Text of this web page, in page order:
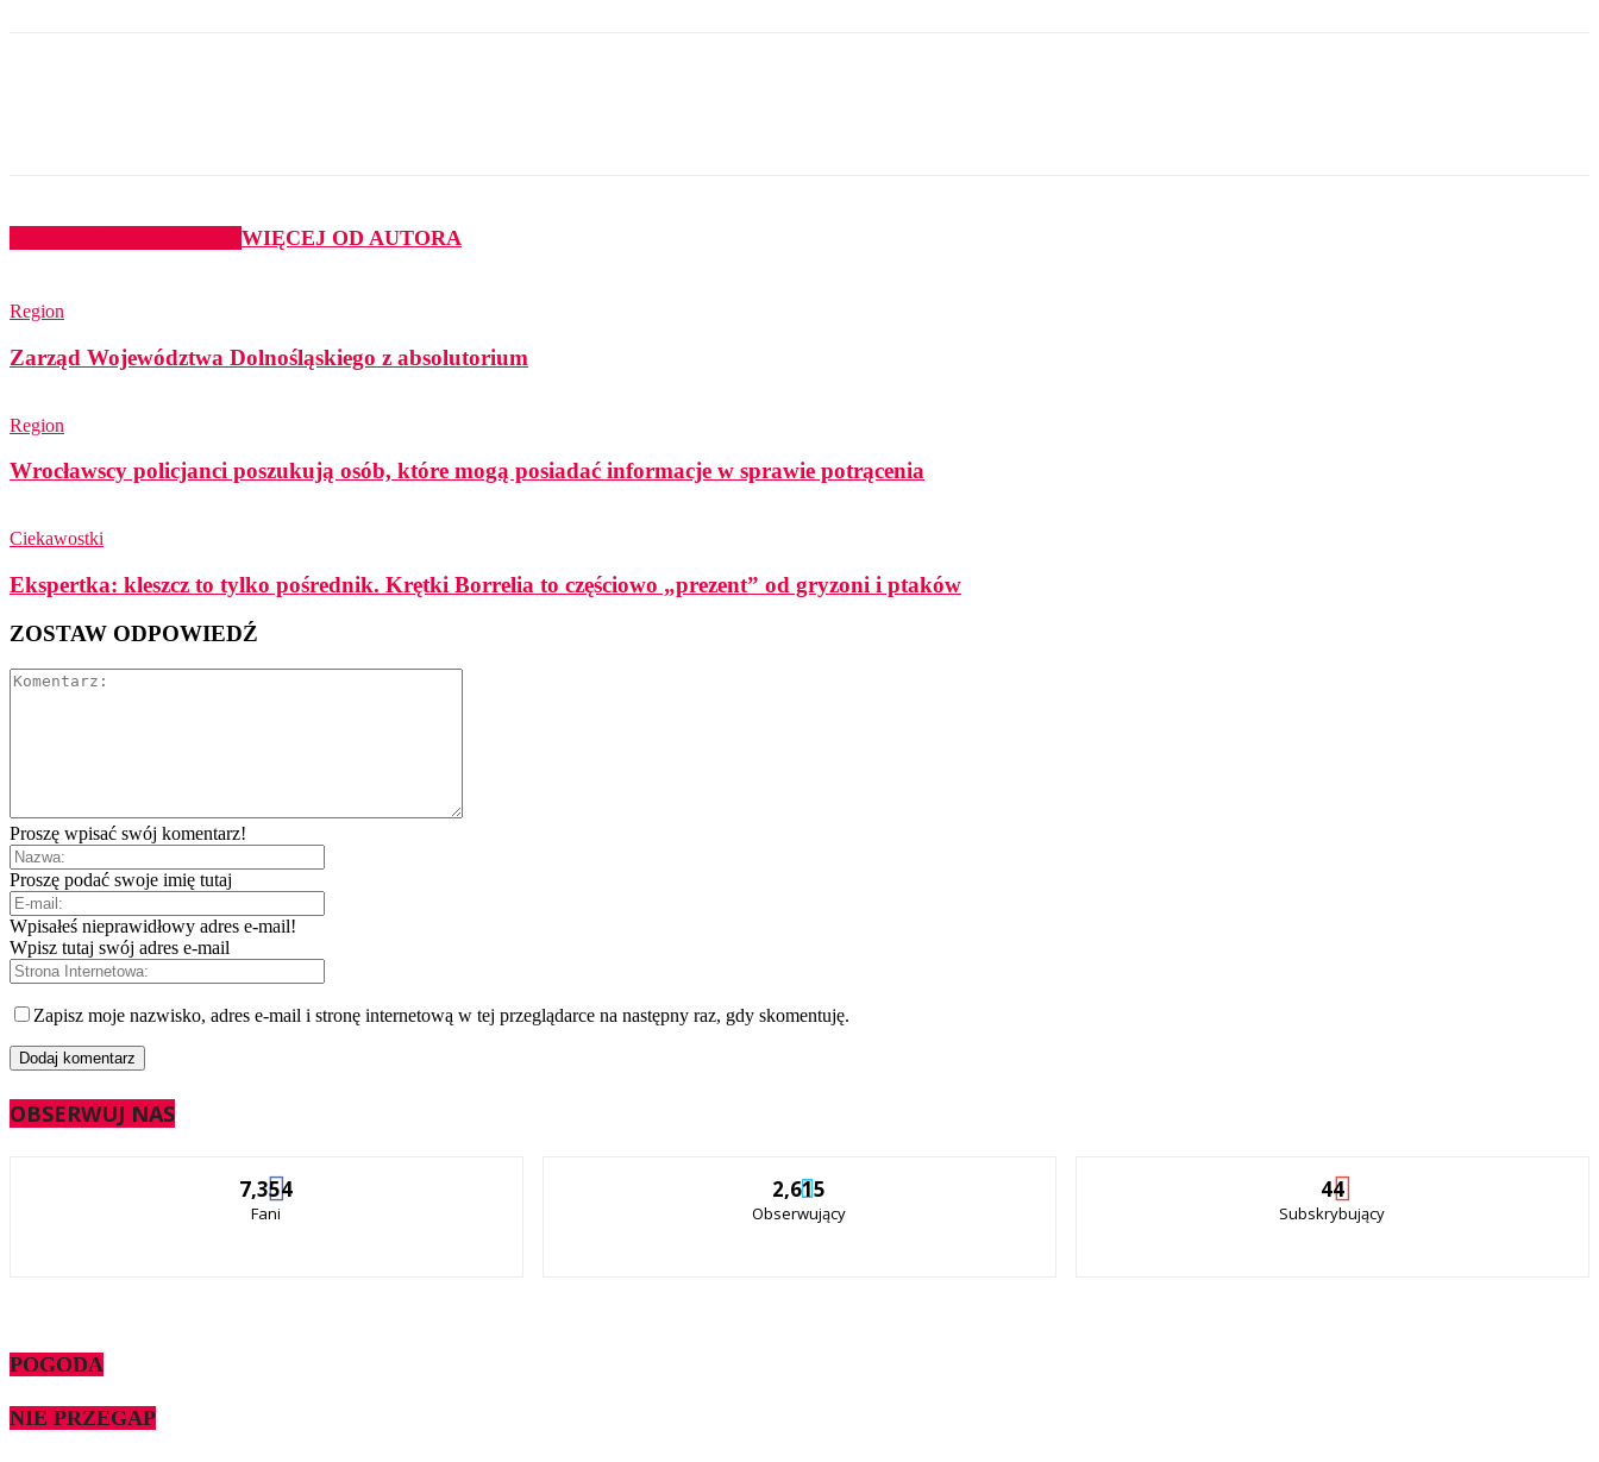
WIĘCEJ OD AUTORA
Region
Zarząd Województwa Dolnośląskiego z absolutorium
Region
Wrocławscy policjanci poszukują osób, które mogą posiadać informacje w sprawie potrącenia
Ciekawostki
Ekspertka: kleszcz to tylko pośrednik. Krętki Borrelia to częściowo „prezent” od gryzoni i ptaków
ZOSTAW ODPOWIEDŹ
Proszę wpisać swój komentarz!
Proszę podać swoje imię tutaj
Wpisałeś nieprawidłowy adres e-mail!
Wpisz tutaj swój adres e-mail
Zapisz moje nazwisko, adres e-mail i stronę internetową w tej przeglądarce na następny raz, gdy skomentuję.
OBSERWUJ NAS
7,354
Fani
2,615
Obserwujący
44
Subskrybujący
POGODA
NIE PRZEGAP